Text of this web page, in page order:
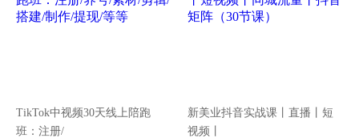
TikTok中视频30天线上陪跑
班：注册/
新美业抖音实战课丨直播丨短
视频丨